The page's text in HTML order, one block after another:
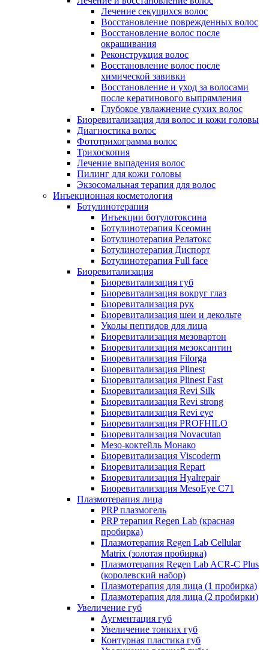
Лечение секущихся волос
Восстановление поврежденных волос
Восстановление волос после
окрашивания
Реконструкция волос
Восстановление волос после
химической завивки
Восстановление и уход за волосами
после кератинового выпрямления
Глубокое увлажнение сухих волос
Биоревитализация для волос и кожи головы
Диагностика волос
Фототрихограмма волос
Трихоскопия
Лечение выпадения волос
Пилинг для кожи головы
Экзосомальная терапия для волос
Инъекционная косметология
Ботулинотерапия
Инъекции ботулотоксина
Ботулинотерапия Ксеомин
Ботулинотерапия Релатокс
Ботулинотерапия Диспорт
Ботулинотерапия Full face
Биоревитализация
Биоревитализация губ
Биоревитализация вокруг глаз
Биоревитализация рук
Биоревитализация шеи и декольте
Уколы пептидов для лица
Биоревитализация мезовартон
Биоревитализация мезоксантин
Биоревитализация Filorga
Биоревитализация Plinest
Биоревитализация Plinest Fast
Биоревитализация Revi Silk
Биоревитализация Revi strong
Биоревитализация Revi eye
Биоревитализация PROFHILO
Биоревитализация Novacutan
Мезо-коктейль Монако
Биоревитализация Viscoderm
Биоревитализация Repart
Биоревитализация Hyalrepair
Биоревитализация MesoEye C71
Плазмотерапия лица
PRP плазмогель
PRP терапия Regen Lab (красная
пробирка)
Плазмотерапия Regen Lab Cellular
Matrix (золотая пробирка)
Плазмотерапия Regen Lab ACR-C Plus
(королевский набор)
Плазмотерапия для лица (1 пробирка)
Плазмотерапия для лица (2 пробирки)
Увеличение губ
Аугментация губ
Увеличение тонких губ
Контурная пластика губ